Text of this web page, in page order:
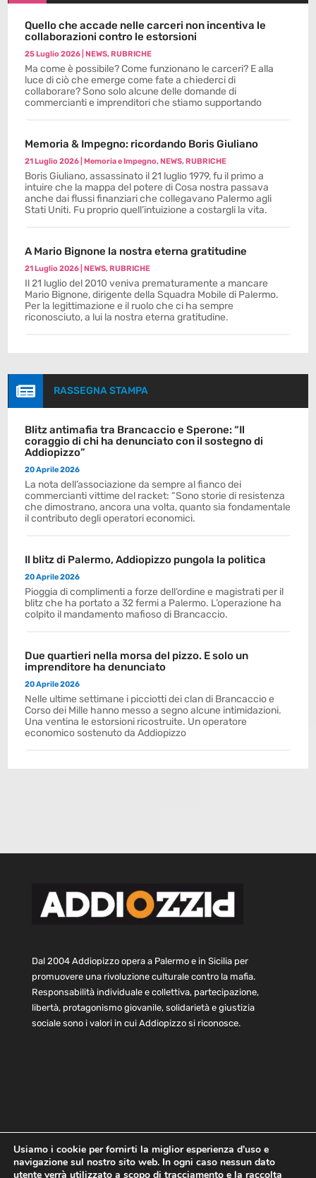
Quello che accade nelle carceri non incentiva le
collaborazioni contro le estorsioni
25 Luglio 2026 |NEWS,RUBRICHE
Ma come è possibile? Come funzionano le carceri? E alla
luce di ciò che emerge come fate a chiederci di
collaborare? Sono solo alcune delle domande di
commercianti e imprenditori che stiamo supportando
Memoria & Impegno: ricordando Boris Giuliano
21 Luglio 2026 |Memoria e Impegno,NEWS,RUBRICHE
Boris Giuliano, assassinato il 21 luglio 1979, fu il primo a
intuire che la mappa del potere di Cosa nostra passava
anche dai flussi finanziari che collegavano Palermo agli
Stati Uniti. Fu proprio quell’intuizione a costargli la vita.
A Mario Bignone la nostra eterna gratitudine
21 Luglio 2026 |NEWS,RUBRICHE
Il 21 luglio del 2010 veniva prematuramente a mancare
Mario Bignone, dirigente della Squadra Mobile di Palermo.
Per la legittimazione e il ruolo che ci ha sempre
riconosciuto, a lui la nostra eterna gratitudine.
 RASSEGNA STAMPA
Blitz antimafia tra Brancaccio e Sperone: “Il
coraggio di chi ha denunciato con il sostegno di
Addiopizzo”
20 Aprile 2026
La nota dell’associazione da sempre al fianco dei
commercianti vittime del racket: “Sono storie di resistenza
che dimostrano, ancora una volta, quanto sia fondamentale
il contributo degli operatori economici.
Il blitz di Palermo, Addiopizzo pungola la politica
20 Aprile 2026
Pioggia di complimenti a forze dell’ordine e magistrati per il
blitz che ha portato a 32 fermi a Palermo. L’operazione ha
colpito il mandamento mafioso di Brancaccio.
Due quartieri nella morsa del pizzo. E solo un
imprenditore ha denunciato
20 Aprile 2026
Nelle ultime settimane i picciotti dei clan di Brancaccio e
Corso dei Mille hanno messo a segno alcune intimidazioni.
Una ventina le estorsioni ricostruite. Un operatore
economico sostenuto da Addiopizzo
Dal 2004 Addiopizzo opera a Palermo e in Sicilia per
promuovere una rivoluzione culturale contro la mafia.
Responsabilità individuale e collettiva, partecipazione,
libertà, protagonismo giovanile, solidarietà e giustizia
sociale sono i valori in cui Addiopizzo si riconosce.
Home Statuto e bilancio
Contatti
Usiamo i cookie per fornirti la miglior esperienza d'uso e
navigazione sul nostro sito web. In ogni caso nessun dato
utente verrà utilizzato a scopo di tracciamento e la raccolta